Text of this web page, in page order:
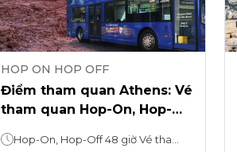
HOP ON HOP OFF
Điểm tham quan Athens: Vé
tham quan Hop-On, Hop-